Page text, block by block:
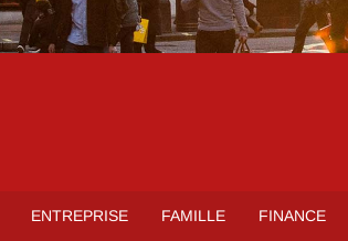
ENTREPRISE FAMILLE FINANCE